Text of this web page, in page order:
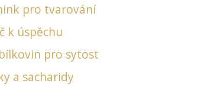
pro tvarování
k úspěchu
pro sytost
a sacharidy